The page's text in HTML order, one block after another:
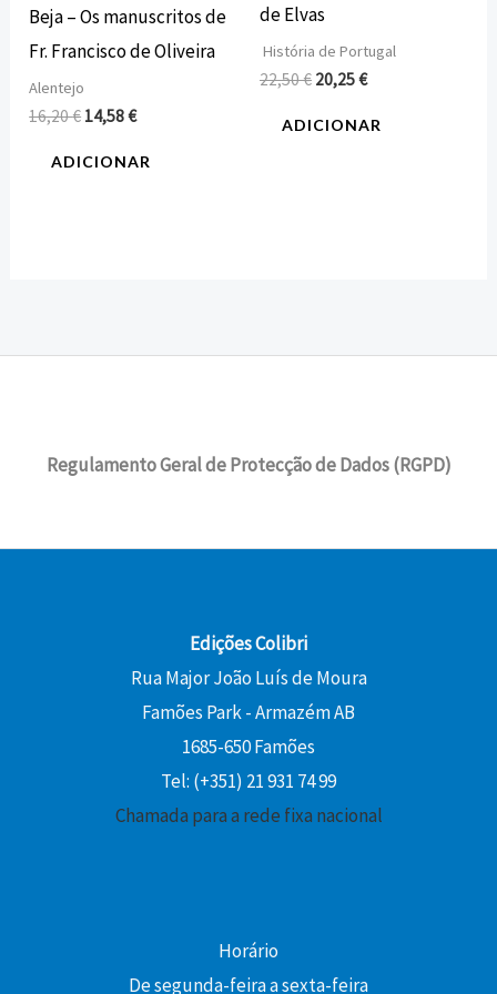
Beja – Os manuscritos de
Fr. Francisco de Oliveira
Alentejo
16,20€ 14,58€
ADICIONAR
de Elvas
História de Portugal
22,50€ 20,25€
ADICIONAR
Regulamento Geral de Protecção de Dados (RGPD)
Edições Colibri
Rua Major João Luís de Moura
Famões Park - Armazém AB
1685-650 Famões
Tel: (+351) 21 931 74 99
Chamada para a rede fixa nacional
Horário
De segunda-feira a sexta-feira